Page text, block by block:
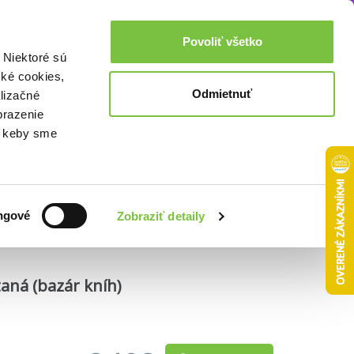
sú
cookies,
sme
Zobraziť detaily
Povoliť všetko
Odmietnuť
Prihlásenie 0,00€
Akcie a zľavy
Zoradiť podľa:
(bazár kníh)